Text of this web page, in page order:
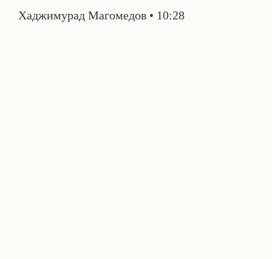
Хаджимурад Магомедов 10:28